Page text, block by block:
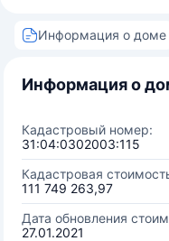
Информация о доме
Информация о
Кадастровый номер:
31:04:0302003:115
Кадастровая
111 749 263,97
Дата обновления
27.01.2021